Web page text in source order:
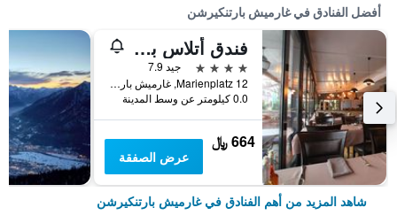
أفضل الفنادق في غارميش بارتنكيرشن
فندق أتلاس بوست
4 نجوم
جيد 7.9
Marienplatz 12, غارميش بارتنكيرشن, بافاريا, ألمانيا
0.0 كيلومتر عن وسط المدينة
664 ﷼
عرض الصفقة
شاهد المزيد من أهم الفنادق في غارميش بارتنكيرشن